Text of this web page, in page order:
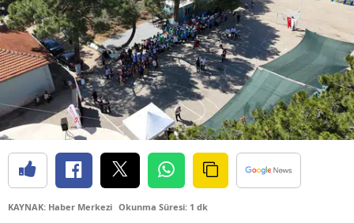
KAYNAK: Haber Merkezi Okunma Süresi: 1 dk